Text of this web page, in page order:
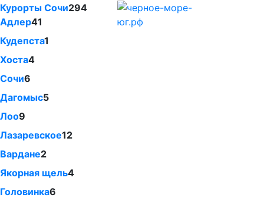
Курорты Сочи294
Адлер41
Кудепста1
Хоста4
Сочи6
Дагомыс5
Лоо9
Лазаревское12
Вардане2
Якорная щель4
Головинка6